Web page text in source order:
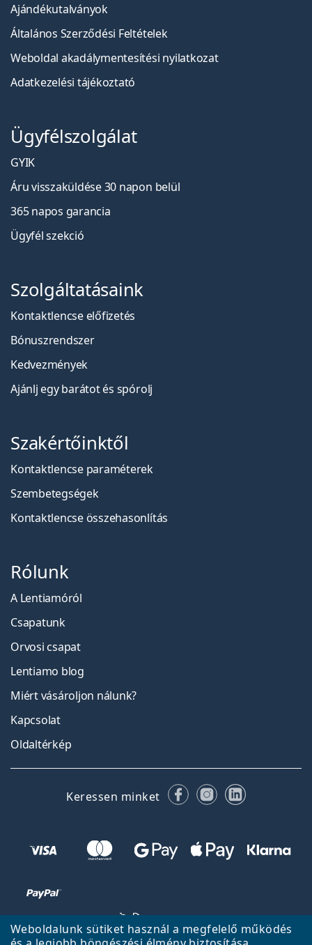
Weboldalunk sütiket használ a megfelelő működés
Ajándékutalványok
Általános Szerződési Feltételek
Weboldal akadálymentesítési nyilatkozat
Adatkezelési tájékoztató
Ügyfélszolgálat
GYIK
Áru visszaküldése 30 napon belül
365 napos garancia
Ügyfél szekció
Szolgáltatásaink
Kontaktlencse előfizetés
Bónuszrendszer
Kedvezmények
Ajánlj egy barátot és spórolj
Szakértőinktől
Kontaktlencse paraméterek
Szembetegségek
Kontaktlencse összehasonlítás
Rólunk
A Lentiamóról
Csapatunk
Orvosi csapat
Lentiamo blog
Miért vásároljon nálunk?
Kapcsolat
Oldaltérkép
Keressen minket FacebookInstagram
LinkedIn